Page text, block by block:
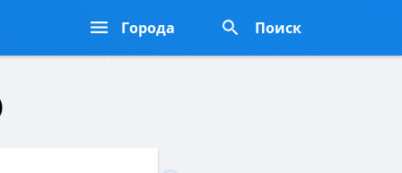
Города Поиск